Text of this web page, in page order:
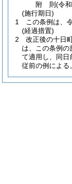
附 則(令
(施行期日)
1
この条例は、
(経過措置)
2
改正後の十日
は、この条例
て適用し、同日
従前の例による。